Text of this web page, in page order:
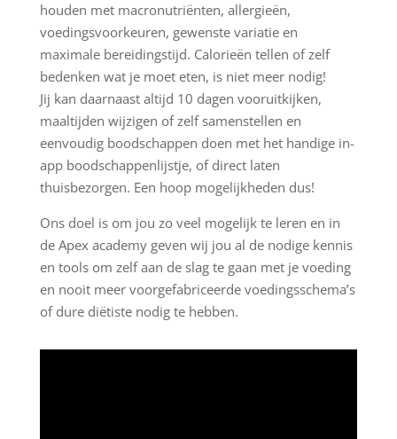
houden met macronutriënten, allergieën,
voedingsvoorkeuren, gewenste variatie en
maximale bereidingstijd. Calorieën tellen of zelf
bedenken wat je moet eten, is niet meer nodig!
Jij kan daarnaast altijd 10 dagen vooruitkijken,
maaltijden wijzigen of zelf samenstellen en
eenvoudig boodschappen doen met het handige in-
app boodschappenlijstje, of direct laten
thuisbezorgen. Een hoop mogelijkheden dus!
Ons doel is om jou zo veel mogelijk te leren en in
de Apex academy geven wij jou al de nodige kennis
en tools om zelf aan de slag te gaan met je voeding
en nooit meer voorgefabriceerde voedingsschema’s
of dure diëtiste nodig te hebben.